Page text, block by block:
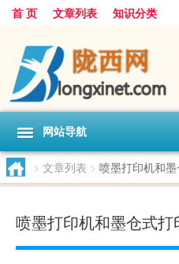
首 页 文章列表 知识分类
网站导航
> 文章列表 > 喷墨打印机和
喷墨打印机和墨仓式打